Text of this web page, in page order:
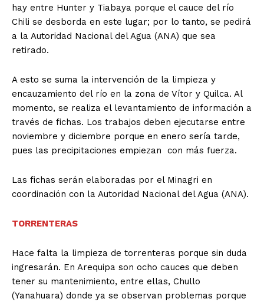
hay entre Hunter y Tiabaya porque el cauce del río
Chili se desborda en este lugar; por lo tanto, se pedirá
a la Autoridad Nacional del Agua (ANA) que sea
retirado.
A esto se suma la intervención de la limpieza y
encauzamiento del río en la zona de Vítor y Quilca. Al
momento, se realiza el levantamiento de información a
través de fichas. Los trabajos deben ejecutarse entre
noviembre y diciembre porque en enero sería tarde,
pues las precipitaciones empiezan con más fuerza.
Las fichas serán elaboradas por el Minagri en
coordinación con la Autoridad Nacional del Agua (ANA).
TORRENTERAS
Hace falta la limpieza de torrenteras porque sin duda
ingresarán. En Arequipa son ocho cauces que deben
tener su mantenimiento, entre ellas, Chullo
(Yanahuara) donde ya se observan problemas porque